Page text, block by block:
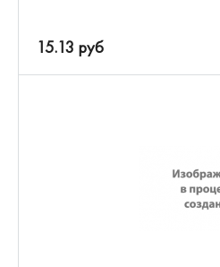
15.13 руб